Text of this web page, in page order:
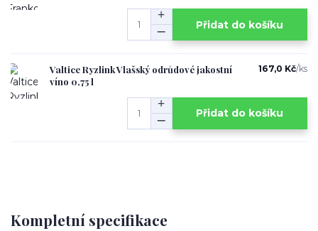
Přidat do košíku
Valtice Ryzlink Vlašský odrůdové jakostní
víno 0,75 l
167,0 Kč/ks
Přidat do košíku
Kompletní specifikace